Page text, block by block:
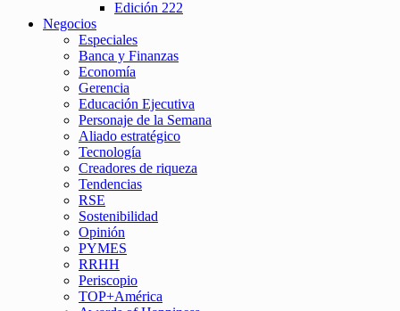
Edición 222
Negocios
Especiales
Banca y Finanzas
Economía
Gerencia
Educación Ejecutiva
Personaje de la Semana
Aliado estratégico
Tecnología
Creadores de riqueza
Tendencias
RSE
Sostenibilidad
Opinión
PYMES
RRHH
Periscopio
TOP+América